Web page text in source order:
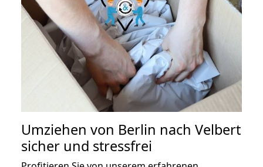
Umziehen von Berlin nach Velbert
sicher und stressfrei